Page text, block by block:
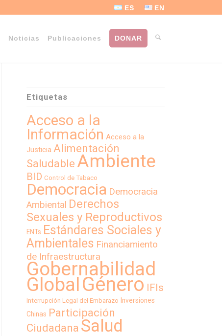
ES EN
Noticias Publicaciones DONAR
Etiquetas
Acceso a la
Información Acceso a la
Justicia Alimentación
Saludable Ambiente
BID Control de Tabaco
Democracia Democracia
Ambiental Derechos
Sexuales y Reproductivos
ENTs Estándares Sociales y
Ambientales Financiamiento
de Infraestructura
Gobernabilidad
GlobalGénero IFIs
Interrupción Legal del Embarazo Inversiones
Chinas Participación
Ciudadana Salud